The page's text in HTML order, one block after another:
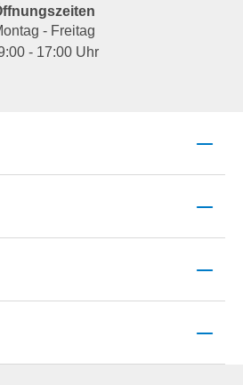
- Freitag
- 17:00 Uhr